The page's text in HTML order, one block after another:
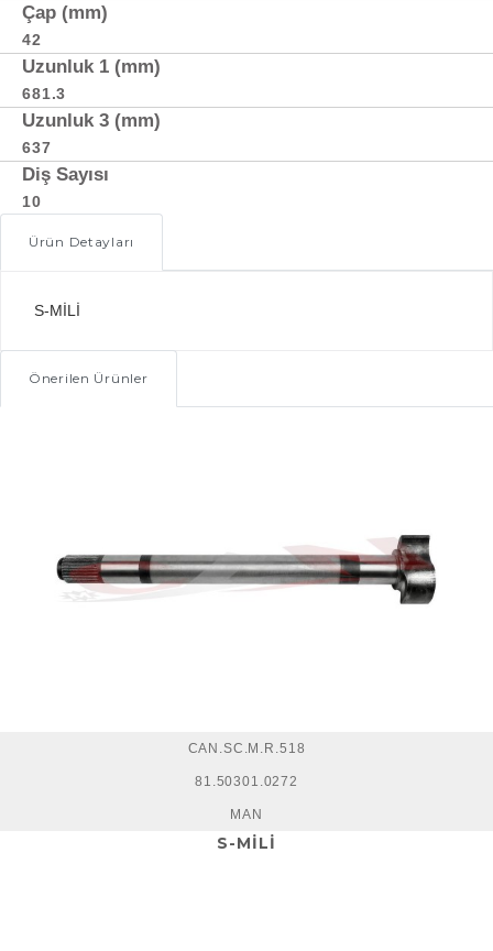
Çap (mm)
42
Uzunluk 1 (mm)
681.3
Uzunluk 3 (mm)
637
Diş Sayısı
10
Ürün Detayları
S-MİLİ
Önerilen Ürünler
CAN.SC.M.R.518
81.50301.0272
MAN
S-MİLİ